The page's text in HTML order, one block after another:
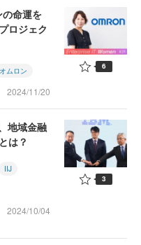
命運を
ロジェク
オムロン
2024/11/20
6
地域金融
は？
IIJ
2024/10/04
3